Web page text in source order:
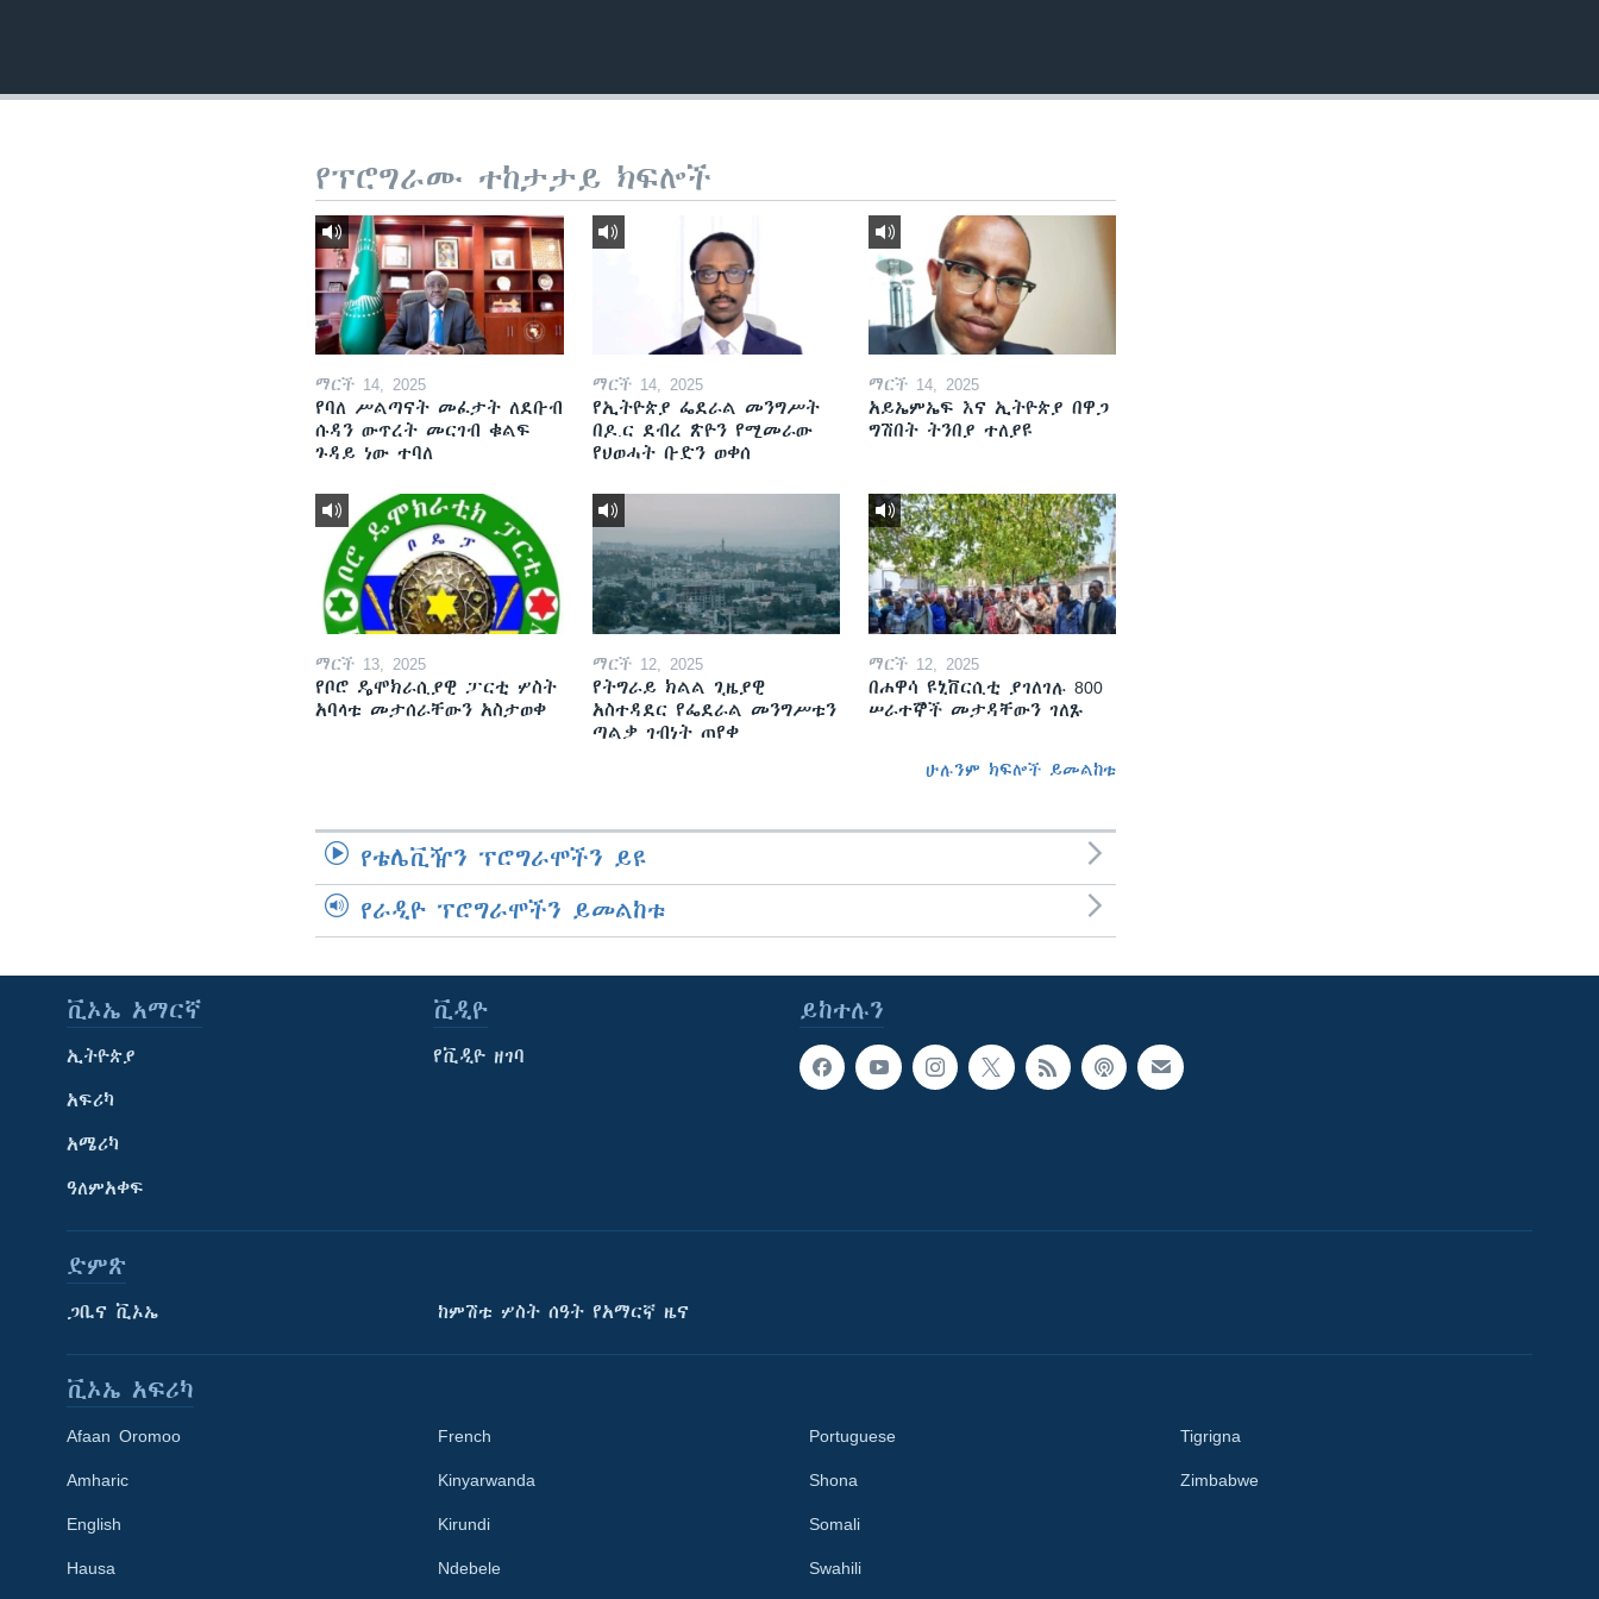
Learning English
የፕሮግራሙ ተከታታይ ክፍሎች
ማርች 14, 2025
የባለ ሥልጣናት መፈታት ለደቡብ
ሱዳን ውጥረት መርገብ ቁልፍ
ጉዳይ ነው ተባለ
ማርች 14, 2025
የኢትዮጵያ ፌደራል መንግሥት
በዶ.ር ደብረ ጽዮን የሚመራው
የህወሓት ቡድን ወቀሰ
ማርች 14, 2025
አይኤምኤፍ እና ኢትዮጵያ በዋጋ
ግሽበት ትንበያ ተለያዩ
ማርች 13, 2025
የቦሮ ዴሞክራሲያዊ ፓርቲ ሦስት
አባላቱ መታሰራቸውን አስታወቀ
ማርች 12, 2025
የትግራይ ክልል ጊዜያዊ
አስተዳደር የፌደራል መንግሥቱን
ጣልቃ ገብነት ጠየቀ
ማርች 12, 2025
በሐዋሳ ዩኒቨርሲቲ ያገለገሉ 800
ሠራተኞች መታዳቸውን ገለጹ
ሁሉንም ክፍሎች ይመልከቱ
የቴሌቪዥን ፕሮግራሞችን ይዩ
የራዲዮ ፕሮግራሞችን ይመልከቱ
ይከተሉን
ቪኦኤ አማርኛ
ኢትዮጵያ
አፍሪካ
አሜሪካ
ዓለምአቀፍ
ቪዲዮ
የቪዲዮ ዘገባ
ድምጽ
ጋቢና ቪኦኤ ከምሽቱ ሦስት ሰዓት የአማርኛ ዜና
ቪኦኤ አፍሪካ
Afaan Oromoo
Amharic
English
Hausa
French
Kinyarwanda
Kirundi
Ndebele
Portuguese
Shona
Somali
Swahili
Tigrigna
Zimbabwe